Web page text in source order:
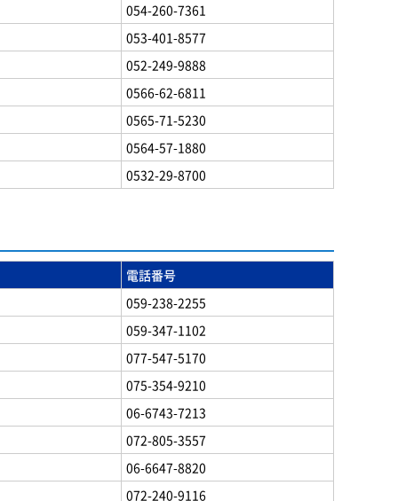
054-260-7361
053-401-8577
052-249-9888
0566-62-6811
0565-71-5230
0564-57-1880
0532-29-8700
電話番号
059-238-2255
059-347-1102
077-547-5170
075-354-9210
06-6743-7213
072-805-3557
06-6647-8820
072-240-9116